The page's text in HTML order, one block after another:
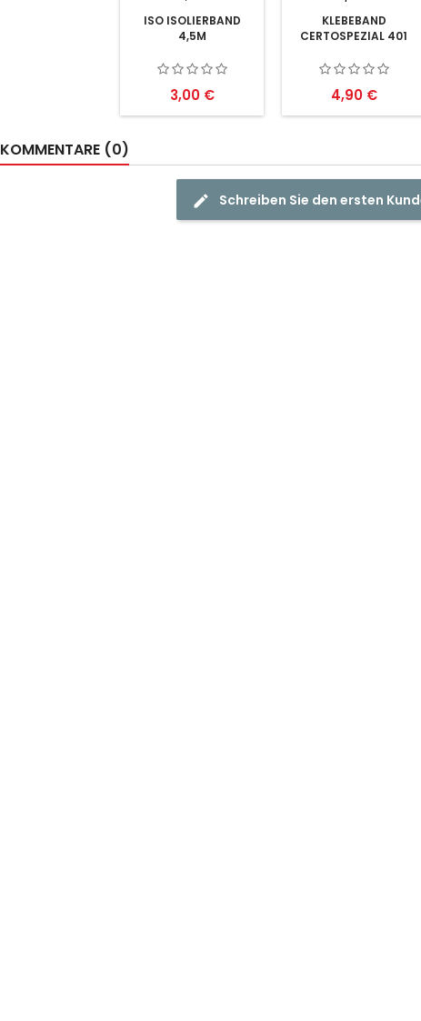
ISO ISOLIERBAND
4,5M
Preis
3,00 €
KLEBEBAND
CERTOSPEZIAL 401
Preis
4,90 €
KOMMENTARE (0)
Schreiben Sie den ersten